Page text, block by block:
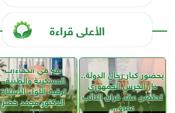
الأعلى قراءة
بحضور كبار رجال الدولة..
دار الحرس الجمهوري
تحتضن عقد قران النائب
عمرو...
ثقة في الكفاءات
العسكرية والطبية..
ترقية اللواء الأستاذ
الدكتور محمد خضر